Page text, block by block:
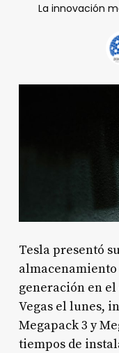
La innovación
Tesla presentó
generación en el
Vegas el lunes,
Megapack 3 y
tiempos de